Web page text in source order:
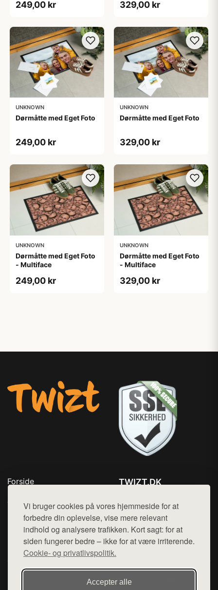
Vi bruger cookies på vores hjemmeside for at
forbedre din oplevelse, vise mere relevant
indhold og analysere trafikken. Kort sagt: for at
siden fungerer bedre – ikke for at være irriterende.
Cookie- og privatlivspolitik.
Accepter alle
249,00 kr 329,00 kr
UNKNOWN
Dørmåtte med Eget Foto
249,00 kr
UNKNOWN
Dørmåtte med Eget Foto
329,00 kr
UNKNOWN
Dørmåtte med Eget Foto
- Multiface
249,00 kr
UNKNOWN
Dørmåtte med Eget Foto
- Multiface
329,00 kr
Forside
Top Rabatter
Kontakt
TWIZT.DK
Mail: hej@want.dk
Cookie- og privatlivspolitik
Denne side er en del af want.dk, der udgiver en række